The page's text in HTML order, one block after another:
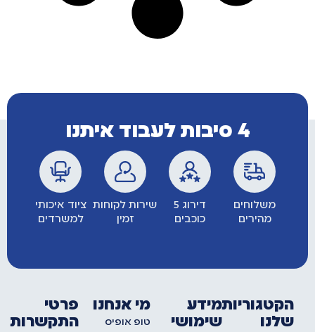
4 סיבות לעבוד איתנו
משלוחים
מהירים
דירוג 5
כוכבים
שירות לקוחות
זמין
ציוד איכותי
למשרדים
הקטגוריות
שלנו
מידע
שימושי
מי אנחנו
טופ אופיס
פרטי
התקשרות